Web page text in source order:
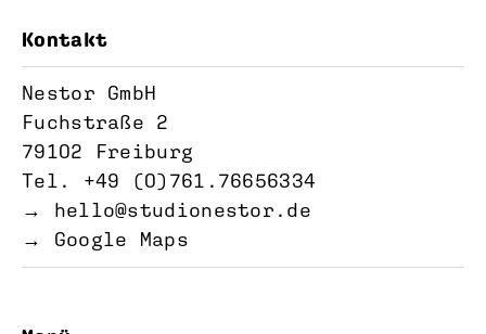
Kontakt
Nestor GmbH
Fuchstraße 2
79102 Freiburg
Tel. +49 (0)761.76656334‬
→
hello@studionestor.de
→ Google Maps